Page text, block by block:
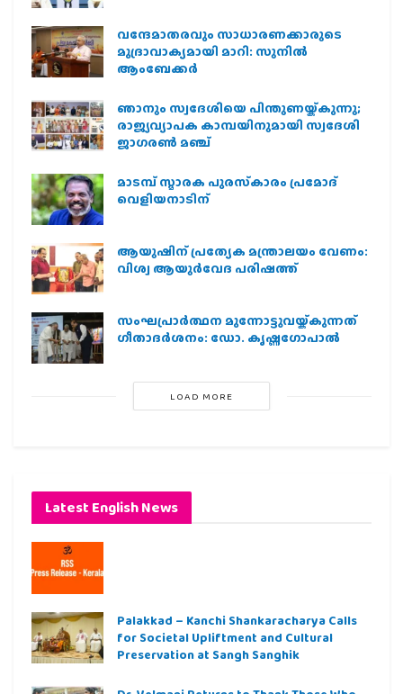
വന്ദേമാതരവും സാധാരണക്കാരുടെ
മുദ്രാവാക്യമായി മാറി: സുനിൽ
ആംബേക്കർ
ഞാനും സ്വദേശിയെ പിന്തുണയ്ക്കുന്നു;
രാജ്യവ്യാപക കാമ്പയിനുമായി സ്വദേശി
ജാഗരണ്‍ മഞ്ച്
മാടമ്പ് സ്മാരക പുരസ്‌കാരം പ്രമോദ്
വെളിയനാടിന്
ആയുഷിന് പ്രത്യേക മന്ത്രാലയം വേണം:
വിശ്വ ആയുര്‍വേദ പരിഷത്ത്
സംഘപ്രാര്‍ത്ഥന മുന്നോട്ടുവയ്ക്കുന്നത്
ഗീതാദര്‍ശനം: ഡോ. കൃഷ്ണഗോപാല്‍
LOAD MORE
Latest English News
Palakkad – Kanchi Shankaracharya Calls
for Societal Upliftment and Cultural
Preservation at Sangh Sanghik